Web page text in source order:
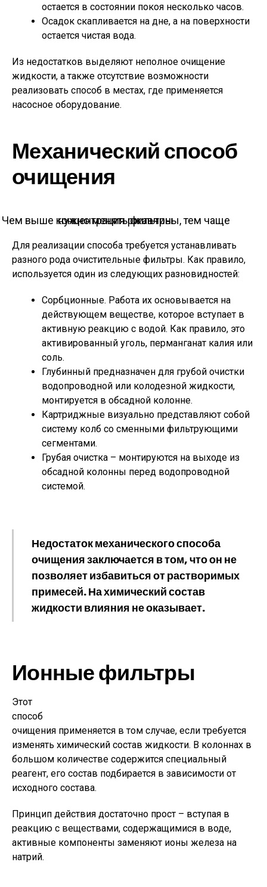
остается в состоянии покоя несколько часов.
Осадок скапливается на дне, а на поверхности
остается чистая вода.
Из недостатков выделяют неполное очищение
жидкости, а также отсутствие возможности
реализовать способ в местах, где применяется
насосное оборудование.
Механический способ
очищения
Чем выше концентрация ржавчины, тем чаще нужно менять фильтры
Для реализации способа требуется устанавливать
разного рода очистительные фильтры. Как правило,
используется один из следующих разновидностей:
Сорбционные. Работа их основывается на
действующем веществе, которое вступает в
активную реакцию с водой. Как правило, это
активированный уголь, перманганат калия или
соль.
Глубинный предназначен для грубой очистки
водопроводной или колодезной жидкости,
монтируется в обсадной колонне.
Картриджные визуально представляют собой
систему колб со сменными фильтрующими
сегментами.
Грубая очистка – монтируются на выходе из
обсадной колонны перед водопроводной
системой.
Недостаток механического способа
очищения заключается в том, что он не
позволяет избавиться от растворимых
примесей. На химический состав
жидкости влияния не оказывает.
Ионные фильтры
Этот
способ
очищения применяется в том случае, если требуется
изменять химический состав жидкости. В колоннах в
большом количестве содержится специальный
реагент, его состав подбирается в зависимости от
исходного состава.
Принцип действия достаточно прост – вступая в
реакцию с веществами, содержащимися в воде,
активные компоненты заменяют ионы железа на
натрий.